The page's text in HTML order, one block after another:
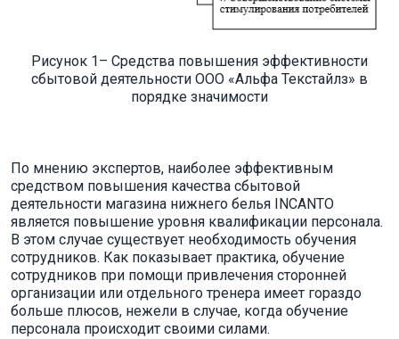
Рисунок 1– Средства повышения эффективности
сбытовой деятельности ООО «Альфа Текстайлз» в
порядке значимости
По мнению экспертов, наиболее эффективным
средством повышения качества сбытовой
деятельности магазина нижнего белья INCANTO
является повышение уровня квалификации персонала.
В этом случае существует необходимость обучения
сотрудников. Как показывает практика, обучение
сотрудников при помощи привлечения сторонней
организации или отдельного тренера имеет гораздо
больше плюсов, нежели в случае, когда обучение
персонала происходит своими силами.